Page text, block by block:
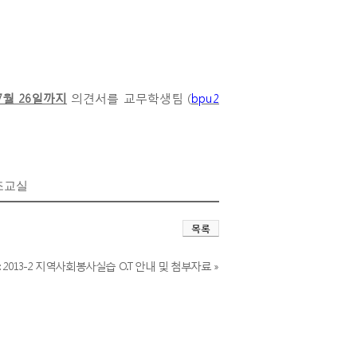
26일까지 의견서를 교무학생팀 (bpu2
교실
목록
2013-2 지역사회봉사실습 O.T 안내 및 첨부자료 »